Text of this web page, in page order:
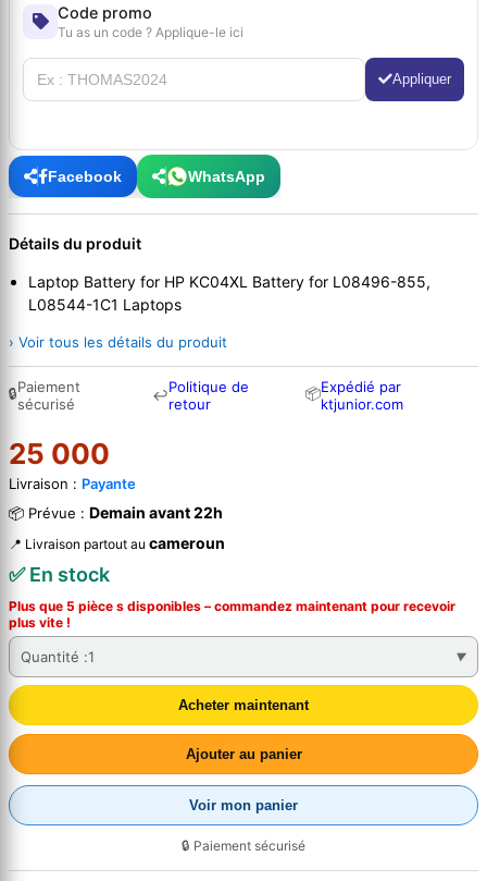
Code promo
Tu as un code ? Applique-le ici
Appliquer
Facebook WhatsApp
Détails du produit
Laptop Battery for HP KC04XL Battery for L08496-855,
L08544-1C1 Laptops
› Voir tous les détails du produit
🔒Paiement
sécurisé
↩Politique de
retour
📦Expédié par
ktjunior.com
25 000
Livraison : Payante
📦 Prévue : Demain avant 22h
📍 Livraison partout au cameroun
✅ En stock
Plus que 5 pièce s disponibles – commandez maintenant pour recevoir
plus vite !
Quantité :1
Acheter maintenant
Ajouter au panier
Voir mon panier
🔒 Paiement sécurisé